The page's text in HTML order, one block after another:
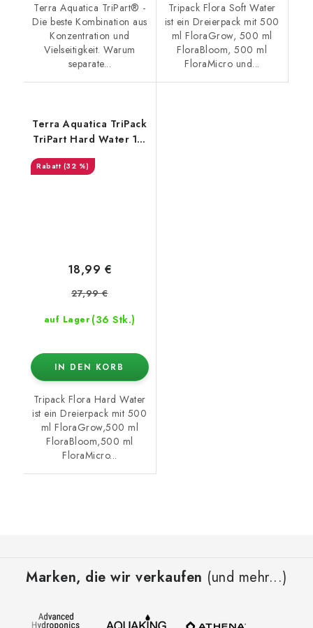
Terra Aquatica TriPart® -
Die beste Kombination aus
Konzentration und
Vielseitigkeit. Warum
separate...
Tripack Flora Soft Water
ist ein Dreierpack mit 500
ml FloraGrow, 500 ml
FloraBloom, 500 ml
FloraMicro und...
Terra Aquatica TriPack
TriPart Hard Water 1.5
l, Dünger-Kits
(32 %)
auf Lager (36 Stk.)
18,99 €
27,99 €
IN DEN KORB
Tripack Flora Hard Water
ist ein Dreierpack mit 500
ml FloraGrow,500 ml
FloraBloom,500 ml
FloraMicro...
Marken, die wir verkaufen (und mehr...)